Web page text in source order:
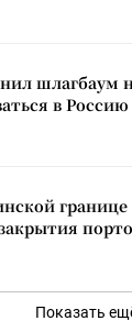
шлагбаум
в Россию
Показать